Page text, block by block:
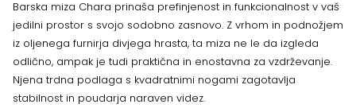
Barska miza Chara prinaša prefinjenost in funkcionalnost v vaš
jedilni prostor s svojo sodobno zasnovo. Z vrhom in podnožjem
iz oljenega furnirja divjega hrasta, ta miza ne le da izgleda
odlično, ampak je tudi praktična in enostavna za vzdrževanje.
Njena trdna podlaga s kvadratnimi nogami zagotavlja
stabilnost in poudarja naraven videz.